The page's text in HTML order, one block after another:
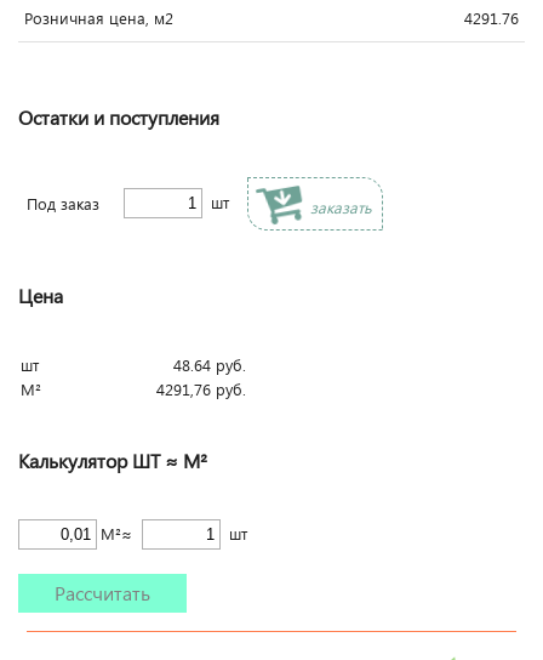
Розничная цена, м2 4291.76
Остатки и поступления
Под заказ шт заказать
Цена
шт 48.64 руб.
М²
4291,76 руб.
Калькулятор ШТ ≈ М²
М²≈ шт
Рассчитать